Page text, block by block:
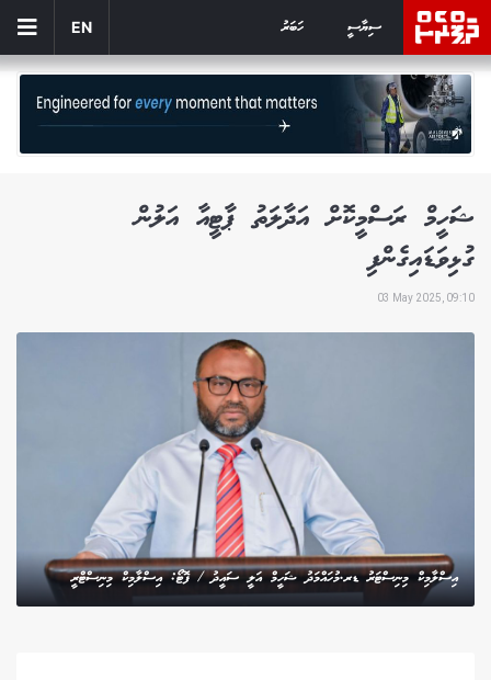
ސިޔާސީ ހަބަރު EN
ޝަހީމް ރަސްމީކޮށް އަދާލަތު ޕާޓީއާ އަލުން
ގުޅިވަޑައިގެންފި
03 May 2025, 09:10
އިސްލާމިކް މިނިސްޓަރު ޑރ.މުހައްމަދު ޝަހީމް އަލީ ސައީދު / ފޮޓޯ: އިސްލާމިކް މިނިސްޓްރީ